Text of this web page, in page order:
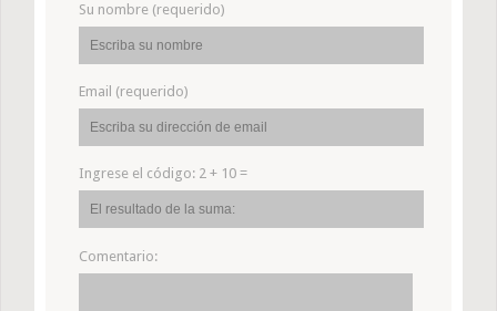
Su nombre (requerido)
Email (requerido)
Ingrese el código: 2 + 10 =
Comentario: